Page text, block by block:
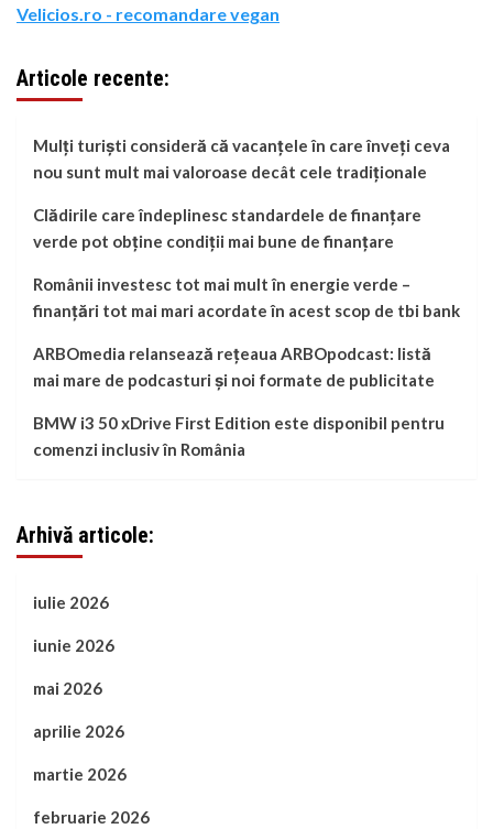
Velicios.ro - recomandare vegan
Articole recente:
Mulți turiști consideră că vacanțele în care înveți ceva
nou sunt mult mai valoroase decât cele tradiționale
Clădirile care îndeplinesc standardele de finanțare
verde pot obține condiții mai bune de finanțare
Românii investesc tot mai mult în energie verde –
finanțări tot mai mari acordate în acest scop de tbi bank
ARBOmedia relansează rețeaua ARBOpodcast: listă
mai mare de podcasturi și noi formate de publicitate
BMW i3 50 xDrive First Edition este disponibil pentru
comenzi inclusiv în România
Arhivă articole:
iulie 2026
iunie 2026
mai 2026
aprilie 2026
martie 2026
februarie 2026